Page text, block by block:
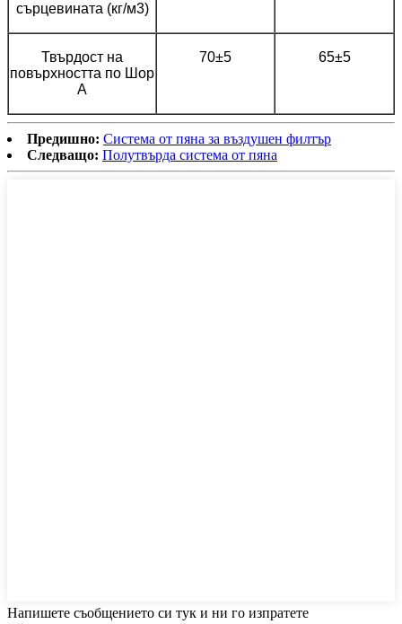
сърцевината (кг/м3)
Твърдост на
повърхността по Шор
А
70±5 65±5
Предишно: Система от пяна за въздушен филтър
Следващо: Полутвърда система от пяна
Напишете съобщението си тук и ни го изпратете